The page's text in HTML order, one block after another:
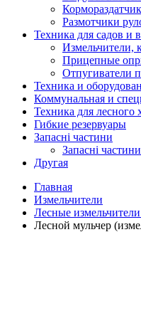
Размотчики
Техника для садов и
Измельчители,
Прицепные
Отпугиватели
Техника и
Коммунальная и
Техника для лесного
Гибкие резервуары
Запасні частини
Запасні
Другая
Главная
Измельчители
Лесные
Лесной мульчер